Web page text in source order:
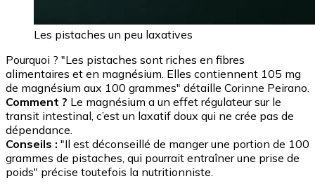
Les pistaches un peu laxatives
Pourquoi ? "Les pistaches sont riches en fibres
alimentaires et en magnésium. Elles contiennent 105 mg
de magnésium aux 100 grammes" détaille Corinne Peirano.
Comment ? Le magnésium a un effet régulateur sur le
transit intestinal, c’est un laxatif doux qui ne crée pas de
dépendance.
Conseils : "Il est déconseillé de manger une portion de 100
grammes de pistaches, qui pourrait entraîner une prise de
poids" précise toutefois la nutritionniste.